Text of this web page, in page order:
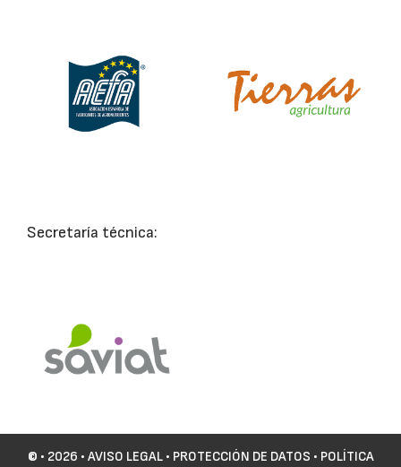
Secretaría técnica:
© • 2026 • AVISO LEGAL• PROTECCIÓN DE DATOS • POLÍTICA